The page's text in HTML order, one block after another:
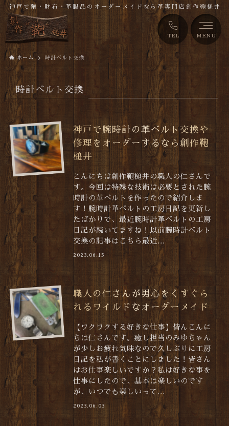
TEL MENU
神戸で鞄・財布・革製品のオーダーメイドなら革専門店創作鞄槌井
ホーム 時計ベルト交換
時計ベルト交換
神戸で腕時計の革ベルト交換や
修理をオーダーするなら創作鞄
槌井
こんにちは創作鞄槌井の職人の仁さんで
す。今回は特殊な技術は必要とされた腕
時計の革ベルトを作ったので紹介しま
す！腕時計革ベルトの工房日記を更新し
たばかりで、最近腕時計革ベルトの工房
日記が続いてますね！以前腕時計ベルト
交換の記事はこちら最近...
2023.06.15
職人の仁さんが男心をくすぐら
れるワイルドなオーダーメイド
【ワクワクする好きな仕事】皆んこんに
ちは仁さんです。癒し担当のみゆちゃん
が少しお疲れ気味なので久しぶりに工房
日記を私が書くことにしました！皆さん
はお仕事楽しいですか？私は好きな事を
仕事にしたので、基本は楽しいのです
が、いつでも楽しいって...
2023.06.03